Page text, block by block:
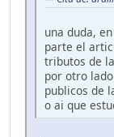
una duda,
parte el
tributos de
por otro
publicos de
o ai que